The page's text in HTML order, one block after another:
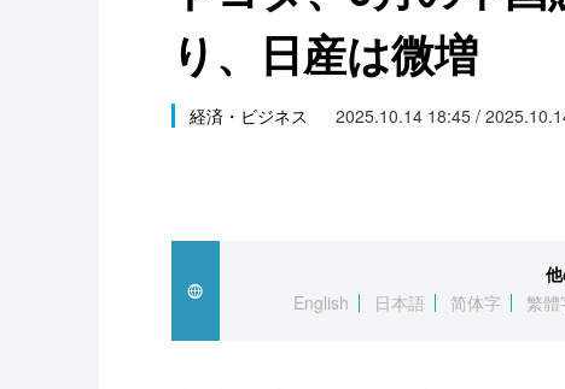
社会
文化
スポーツ・東京2020
り、日産は微増
経済・ビジネス 2025.10.14 18:45 /
English
日本語 简体字 繁體